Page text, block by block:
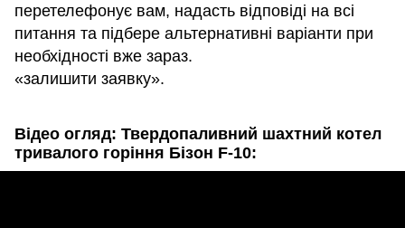
перетелефонує вам, надасть відповіді на всі
питання та підбере альтернативні варіанти при
необхідності вже зараз.
«залишити заявку».
Відео огляд: Твердопаливний шахтний котел
тривалого горіння Бізон F-10: